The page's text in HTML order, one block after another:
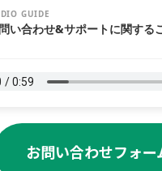
GUIDE
い合わせ&サポートに関する
お問い合わせフォー